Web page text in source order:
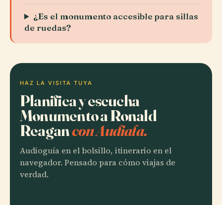
¿Es el monumento accesible para sillas
de ruedas?
HAZ LA VISITA TUYA
Planifica y escucha
Monumento a Ronald
Reagancon Audiala.
Audioguía en el bolsillo, itinerario en el
navegador. Pensado para cómo viajas de
verdad.